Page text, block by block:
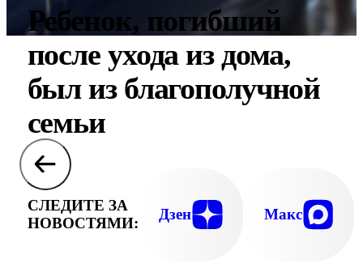
Ребенок, погибший
после ухода из дома,
был из благополучной
семьи
СЛЕДИТЕ ЗА
НОВОСТЯМИ:
Дзен Макс